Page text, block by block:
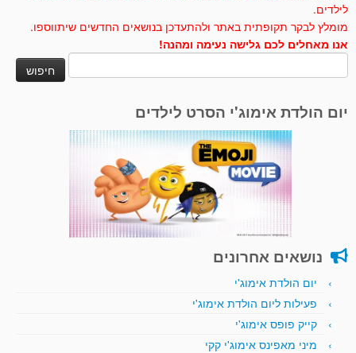
לילדים.
מומלץ לבקר תקופתית באתר ולהתעדכן בנושאים החדשים שיתווספו.
אנו מאחלים לכם גלישה נעימה ומהנה!
יום הולדת אימוג'י הסרט לילדים
נושאים אחרונים
יום הולדת אימוג'י
פעילות ליום הולדת אימוג'י
קייק פופס אימוג'י
מיני מאפינס אימוג'י קקי